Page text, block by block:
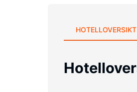
HOTELLOVERSIKT